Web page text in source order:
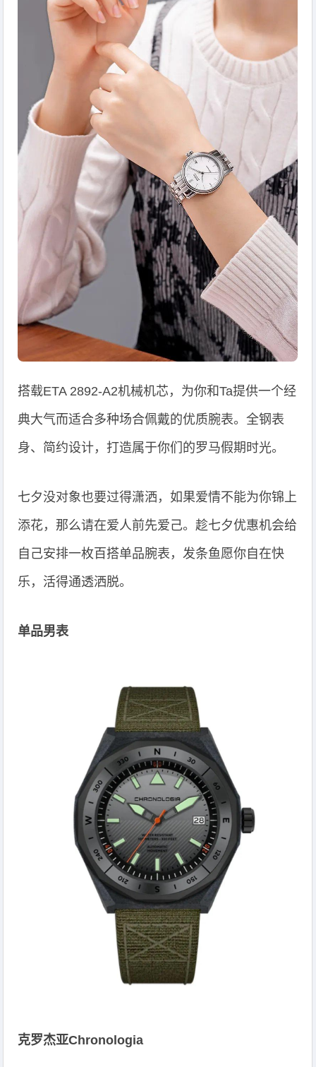
搭载ETA 2892-A2机械机芯，为你和Ta提供一个经
典大气而适合多种场合佩戴的优质腕表。全钢表
身、简约设计，打造属于你们的罗马假期时光。
七夕没对象也要过得潇洒，如果爱情不能为你锦上
添花，那么请在爱人前先爱己。趁七夕优惠机会给
自己安排一枚百搭单品腕表，发条鱼愿你自在快
乐，活得通透洒脱。
单品男表
克罗杰亚Chronologia